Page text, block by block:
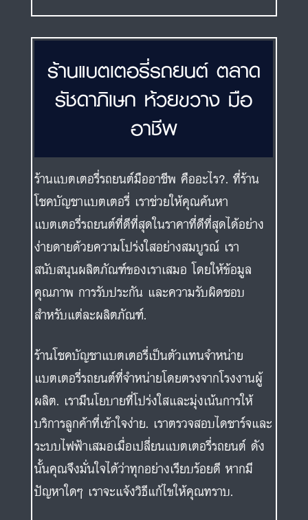
ร้านแบตเตอรี่รถยนต์ ตลาด
รัชดาภิเษก ห้วยขวาง มือ
อาชีพ
ร้านแบตเตอรี่รถยนต์มืออาชีพ คืออะไร?. ที่ร้าน
โชคบัญชาแบตเตอรี่ เราช่วยให้คุณค้นหา
แบตเตอรี่รถยนต์ที่ดีที่สุดในราคาที่ดีที่สุดได้อย่าง
ง่ายดายด้วยความโปร่งใสอย่างสมบูรณ์ เรา
สนับสนุนผลิตภัณฑ์ของเราเสมอ โดยให้ข้อมูล
คุณภาพ การรับประกัน และความรับผิดชอบ
สำหรับแต่ละผลิตภัณฑ์.
ร้านโชคบัญชาแบตเตอรี่เป็นตัวแทนจำหน่าย
แบตเตอรี่รถยนต์ที่จำหน่ายโดยตรงจากโรงงานผู้
ผลิต. เรามีนโยบายที่โปร่งใสและมุ่งเน้นการให้
บริการลูกค้าที่เข้าใจง่าย. เราตรวจสอบไดชาร์จและ
ระบบไฟฟ้าเสมอเมื่อเปลี่ยนแบตเตอรี่รถยนต์ ดัง
นั้นคุณจึงมั่นใจได้ว่าทุกอย่างเรียบร้อยดี หากมี
ปัญหาใดๆ เราจะแจ้งวิธีแก้ไขให้คุณทราบ.